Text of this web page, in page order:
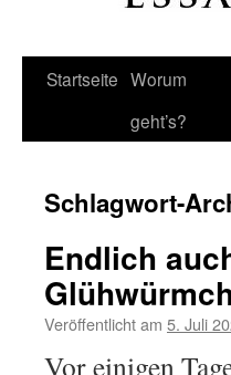
Startseite Worum
geht’s?
Schlagwort-
Endlich
Veröffentlicht am 5. Juli
Vor einigen